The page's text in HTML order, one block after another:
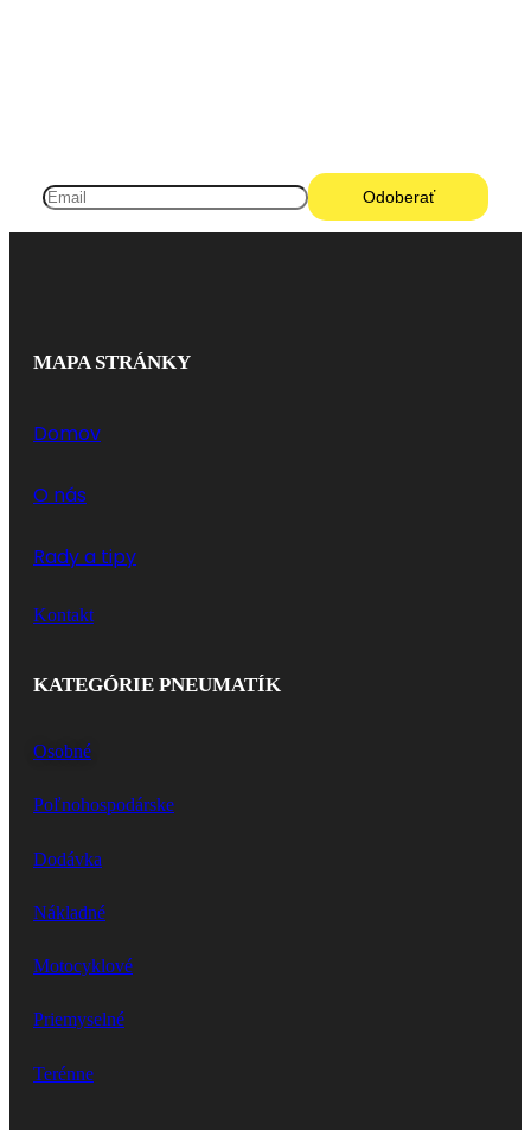
MAPA STRÁNKY
Domov
O nás
Rady a tipy
Kontakt
KATEGÓRIE PNEUMATÍK
Osobné
Poľnohospodárske
Dodávka
Nákladné
Motocyklové
Priemyselné
Terénne